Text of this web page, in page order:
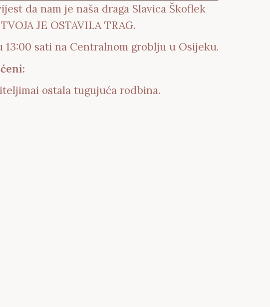
da nam je naša draga Slavica Škoflek
JE OSTAVILA TRAG.
sati na Centralnom groblju u Osijeku.
ostala tugujuća rodbina.